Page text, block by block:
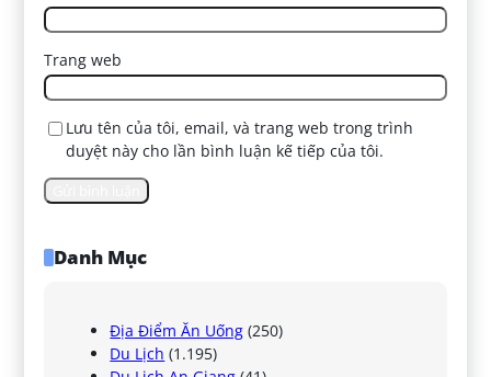
Trang web
Lưu tên của tôi, email, và trang web trong trình
duyệt này cho lần bình luận kế tiếp của tôi.
Danh Mục
Địa Điểm Ăn Uống (250)
Du Lịch (1.195)